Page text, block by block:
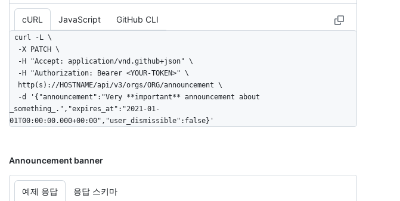
cURL JavaScript GitHub CLI
curl -L \
_something_.","expires_at":"2021-01-
01T00:00:00.000+00:00","user_dismissible":false}'
Announcement banner
예제 응답 응답 스키마